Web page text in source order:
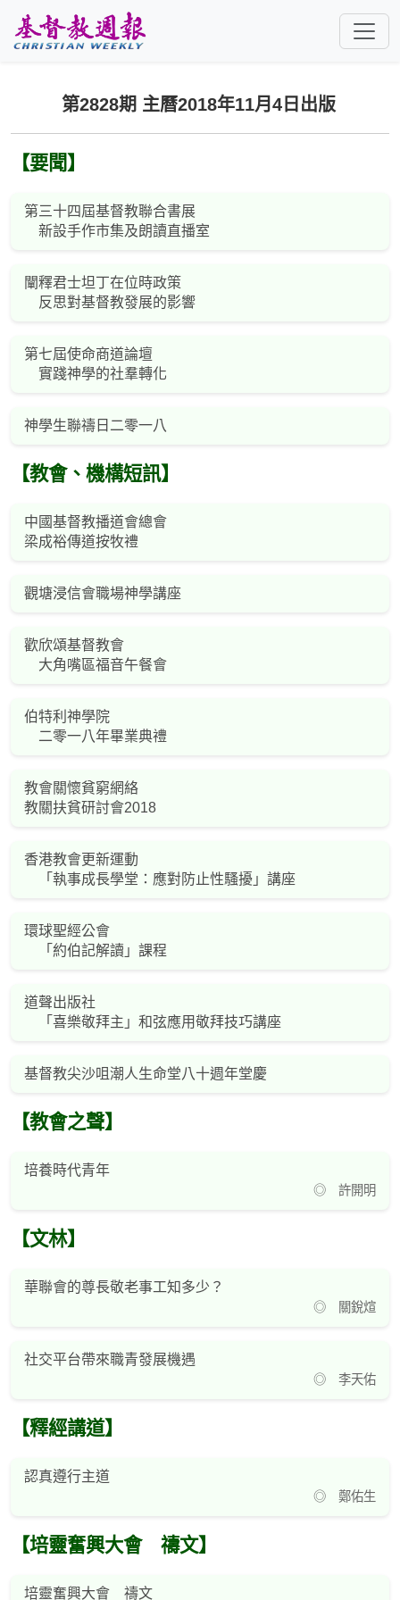
第2828期 主曆2018年11月4日出版
【要聞】
第三十四屆基督教聯合書展
新設手作市集及朗讀直播室
闡釋君士坦丁在位時政策
反思對基督教發展的影響
第七屆使命商道論壇
實踐神學的社羣轉化
神學生聯禱日二零一八
【教會、機構短訊】
中國基督教播道會總會
梁成裕傳道按牧禮
觀塘浸信會職場神學講座
歡欣頌基督教會
大角嘴區福音午餐會
伯特利神學院
二零一八年畢業典禮
教會關懷貧窮網絡
教關扶貧研討會2018
香港教會更新運動
「執事成長學堂：應對防止性騷擾」講座
環球聖經公會
「約伯記解讀」課程
道聲出版社
「喜樂敬拜主」和弦應用敬拜技巧講座
基督教尖沙咀潮人生命堂八十週年堂慶
【教會之聲】
培養時代青年
◎ 許開明
【文林】
華聯會的尊長敬老事工知多少？
◎ 關銳煊
社交平台帶來職青發展機遇
◎ 李天佑
【釋經講道】
認真遵行主道
◎ 鄭佑生
【培靈奮興大會 禱文】
培靈奮興大會 禱文